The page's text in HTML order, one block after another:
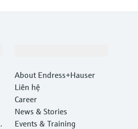
About Endress+Hauser
Liên hệ
Career
News & Stories
Events & Training